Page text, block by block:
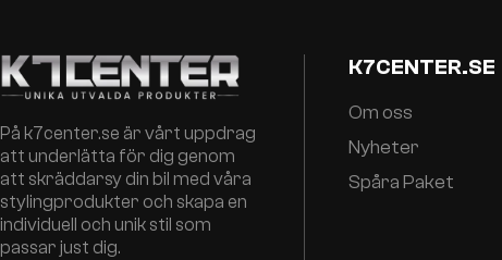
På k7center.se är vårt uppdrag
att underlätta för dig genom
att skräddarsy din bil med våra
stylingprodukter och skapa en
individuell och unik stil som
passar just dig.
K7CENTER.SE
Om oss
Nyheter
Spåra Paket